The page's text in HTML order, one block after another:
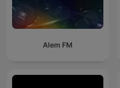
Alem FM